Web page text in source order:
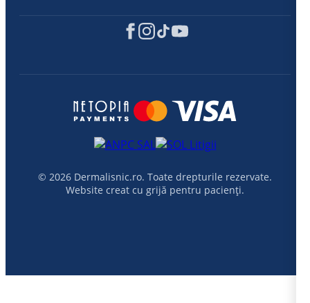
© 2026 Dermalisnic.ro. Toate drepturile rezervate.
Website creat cu grijă pentru pacienți.